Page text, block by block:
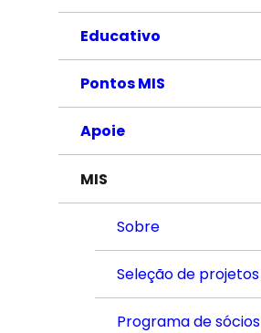
Educativo
Pontos MIS
Apoie
MIS
Sobre
Seleção de projetos
Programa de sócios